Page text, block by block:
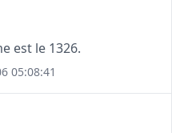
est le 1326.
05:08:41